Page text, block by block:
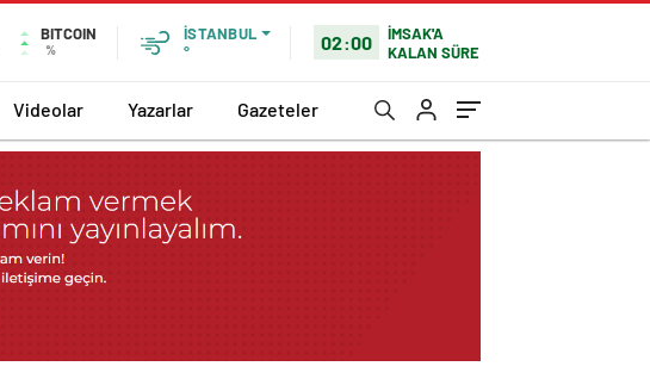
BITCOIN
%
İSTANBUL
°
02:00
İMSAK'A
KALAN SÜRE
Videolar Yazarlar Gazeteler